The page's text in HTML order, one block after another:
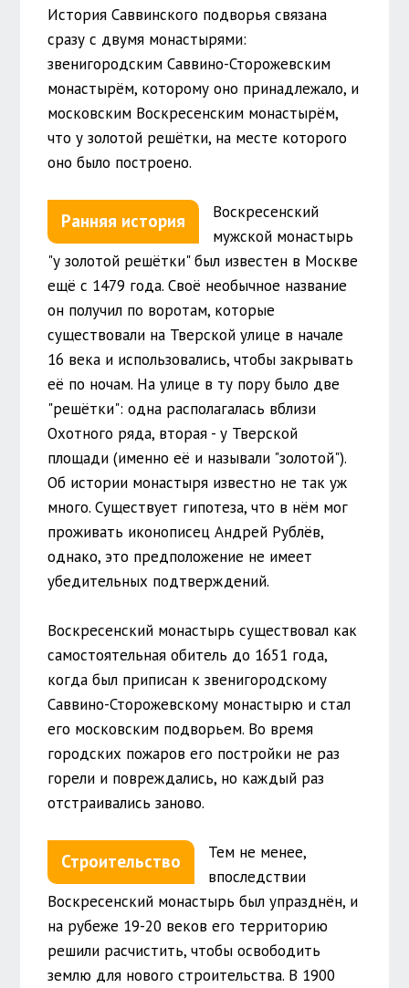
История Саввинского подворья связана
сразу с двумя монастырями:
звенигородским Саввино-Сторожевским
монастырём, которому оно принадлежало, и
московским Воскресенским монастырём,
что у золотой решётки, на месте которого
оно было построено.
Ранняя история
Воскресенский
мужской монастырь
"у золотой решётки" был известен в Москве
ещё с 1479 года. Своё необычное название
он получил по воротам, которые
существовали на Тверской улице в начале
16 века и использовались, чтобы закрывать
её по ночам. На улице в ту пору было две
"решётки": одна располагалась вблизи
Охотного ряда, вторая - у Тверской
площади (именно её и называли "золотой").
Об истории монастыря известно не так уж
много. Существует гипотеза, что в нём мог
проживать иконописец Андрей Рублёв,
однако, это предположение не имеет
убедительных подтверждений.
Воскресенский монастырь существовал как
самостоятельная обитель до 1651 года,
когда был приписан к звенигородскому
Саввино-Сторожевскому монастырю и стал
его московским подворьем. Во время
городских пожаров его постройки не раз
горели и повреждались, но каждый раз
отстраивались заново.
Строительство
Тем не менее,
впоследствии
Воскресенский монастырь был упразднён, и
на рубеже 19-20 веков его территорию
решили расчистить, чтобы освободить
землю для нового строительства. В 1900